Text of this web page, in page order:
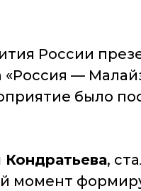
России
«Россия —
было
,
момент